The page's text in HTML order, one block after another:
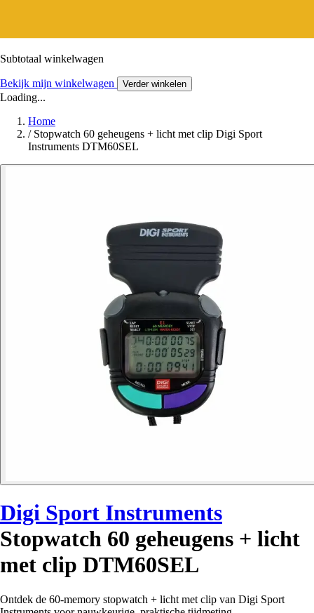
Subtotaal winkelwagen
Bekijk mijn winkelwagen Verder winkelen
Loading...
Home
/ Stopwatch 60 geheugens + licht met clip Digi Sport
Instruments DTM60SEL
Digi Sport Instruments
Stopwatch 60 geheugens + licht
met clip DTM60SEL
Ontdek de 60-memory stopwatch + licht met clip van Digi Sport